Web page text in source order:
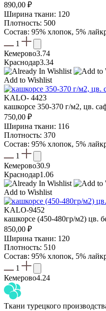
890,00 ₽
Ширина ткани: 120
Плотность: 500
Состав: 95% хлопок, 5%
1
Кемерово3.74
Краснодар3.34
Add to Wishlist
KALO- 4423
кашкорсе 350-370 г/м2, цв.
750,00 ₽
Ширина ткани: 116
Плотность: 370
Состав: 95% хлопок, 5%
1
Кемерово30.9
Краснодар1.06
Add to Wishlist
KALO-9452
кашкорсе (450-480гр/м2) цв.
850,00 ₽
Ширина ткани: 120
Плотность: 510
Состав: 95% хлопок, 5%
1
Кемерово4.24
Ткани турецкого